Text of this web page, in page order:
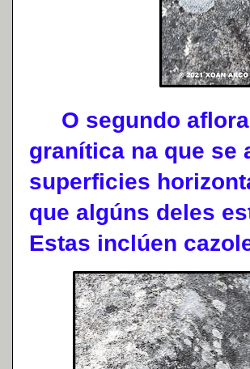
O segundo
granítica na que se
superficies
que algúns deles
Estas inclúen